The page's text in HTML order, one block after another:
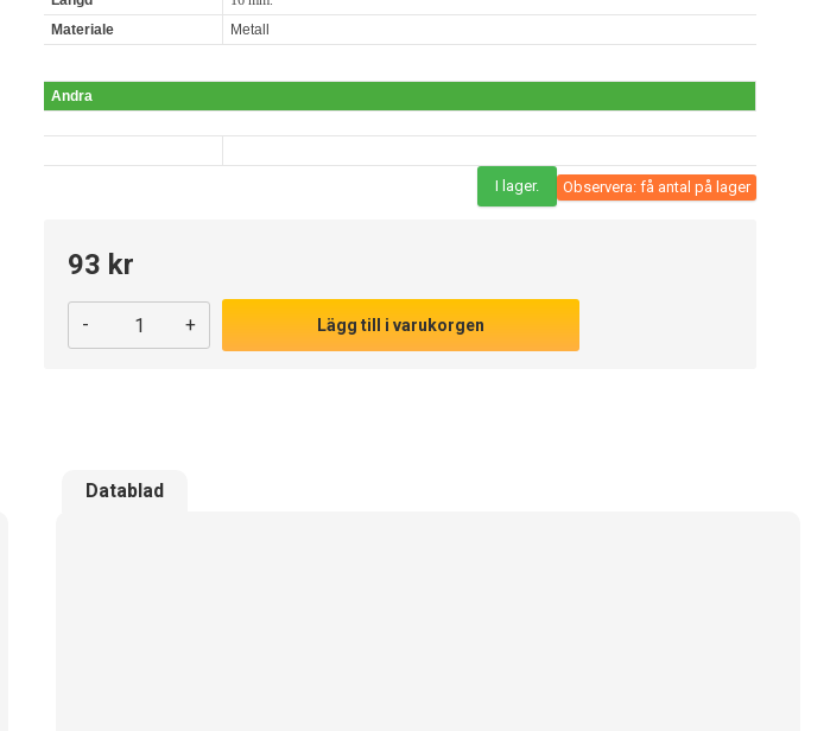
Materiale
Metall
Andra
I lager. Observera: få antal på lager
93 kr
- + Lägg till i varukorgen
Datablad